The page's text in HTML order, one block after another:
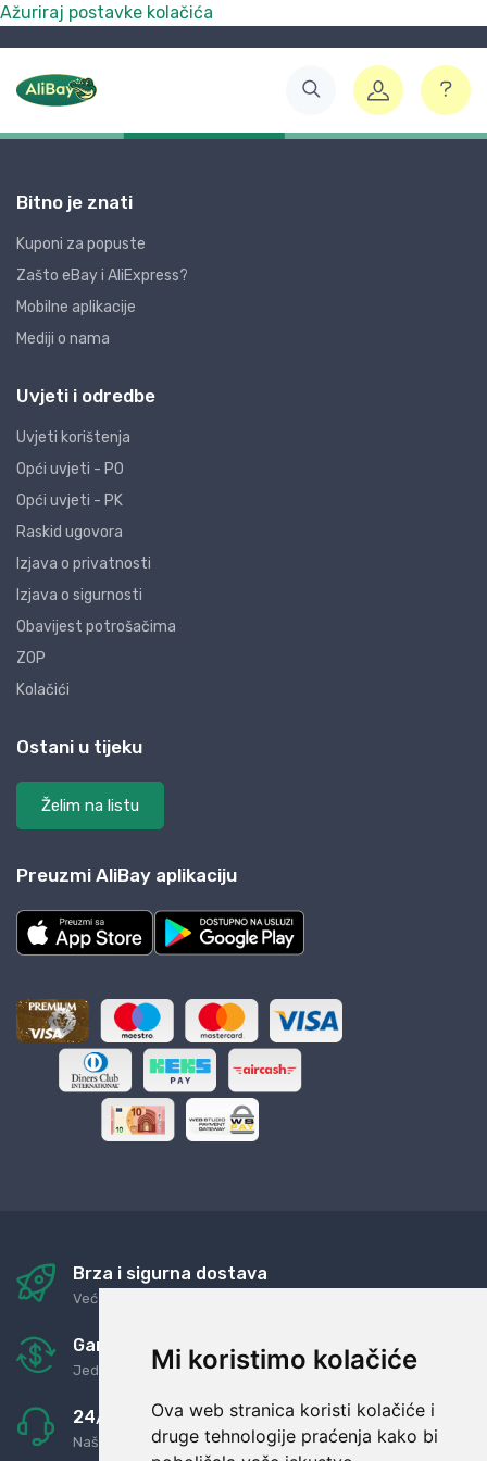
Mi koristimo kolačiće
Ova web stranica koristi kolačiće i
druge tehnologije praćenja kako bi
Ažuriraj postavke kolačića
Bitno je znati
Kuponi za popuste
Zašto eBay i AliExpress?
Mobilne aplikacije
Mediji o nama
Uvjeti i odredbe
Uvjeti korištenja
Opći uvjeti - PO
Opći uvjeti - PK
Raskid ugovora
Izjava o privatnosti
Izjava o sigurnosti
Obavijest potrošačima
ZOP
Kolačići
Ostani u tijeku
Želim na listu
Preuzmi AliBay aplikaciju
Brza i sigurna dostava
Već za nekoliko dana kod vas
Garancija u povrat novaca
Jednostavno pravilo: Roba za novac
24/7 odlična podrška
Naši agenti uvijek na raspolaganju